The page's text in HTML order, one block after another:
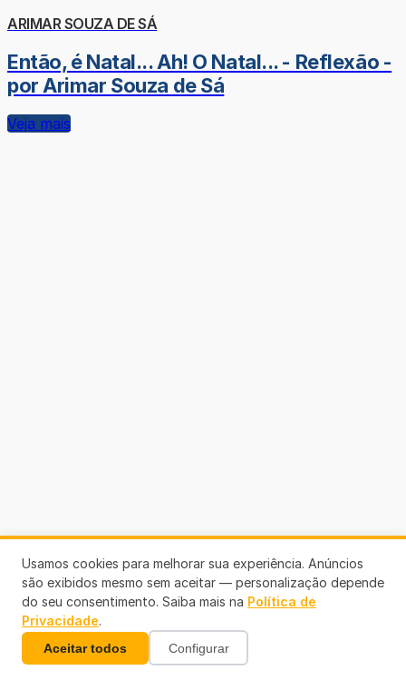
ARIMAR SOUZA DE SÁ
Então, é Natal... Ah! O Natal... - Reflexão -
por Arimar Souza de Sá
Veja mais
Links Úteis
Usamos cookies para melhorar sua experiência. Anúncios
são exibidos mesmo sem aceitar — personalização depende
do seu consentimento. Saiba mais na Política de
Privacidade.
Aceitar todos Configurar